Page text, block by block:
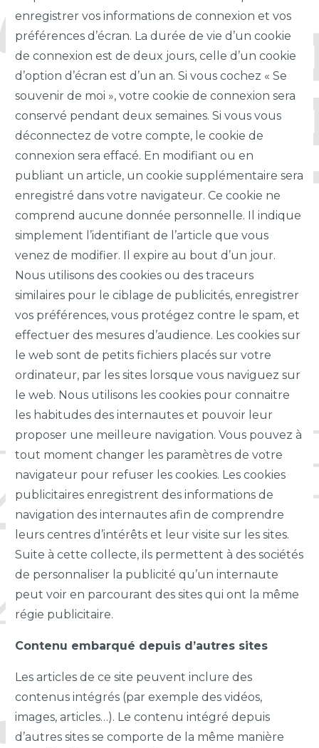
enregistrer vos informations de connexion et vos
préférences d’écran. La durée de vie d’un cookie
de connexion est de deux jours, celle d’un cookie
d’option d’écran est d’un an. Si vous cochez « Se
souvenir de moi », votre cookie de connexion sera
conservé pendant deux semaines. Si vous vous
déconnectez de votre compte, le cookie de
connexion sera effacé. En modifiant ou en
publiant un article, un cookie supplémentaire sera
enregistré dans votre navigateur. Ce cookie ne
comprend aucune donnée personnelle. Il indique
simplement l’identifiant de l’article que vous
venez de modifier. Il expire au bout d’un jour.
Nous utilisons des cookies ou des traceurs
similaires pour le ciblage de publicités, enregistrer
vos préférences, vous protégez contre le spam, et
effectuer des mesures d’audience. Les cookies sur
le web sont de petits fichiers placés sur votre
ordinateur, par les sites lorsque vous naviguez sur
le web. Nous utilisons les cookies pour connaitre
les habitudes des internautes et pouvoir leur
proposer une meilleure navigation. Vous pouvez à
tout moment changer les paramètres de votre
navigateur pour refuser les cookies. Les cookies
publicitaires enregistrent des informations de
navigation des internautes afin de comprendre
leurs centres d’intérêts et leur visite sur les sites.
Suite à cette collecte, ils permettent à des sociétés
de personnaliser la publicité qu’un internaute
peut voir en parcourant des sites qui ont la même
régie publicitaire.
Contenu embarqué depuis d’autres sites
Les articles de ce site peuvent inclure des
contenus intégrés (par exemple des vidéos,
images, articles…). Le contenu intégré depuis
d’autres sites se comporte de la même manière